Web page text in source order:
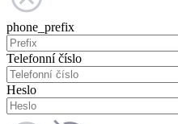
phone_prefix
Telefonní číslo
Heslo